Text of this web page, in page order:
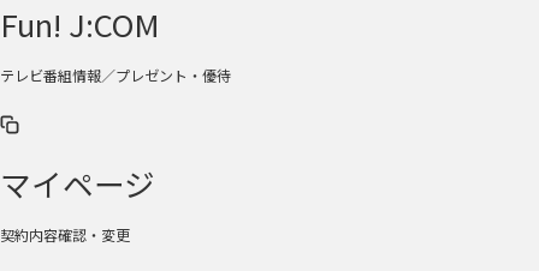
Fun! J:COM
テレビ番組情報／プレゼント・優待
マイページ
契約内容確認・変更